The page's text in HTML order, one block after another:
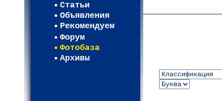
Статьи
Объявления
Рекомендуем
Форум
Фотобаза
Архивы